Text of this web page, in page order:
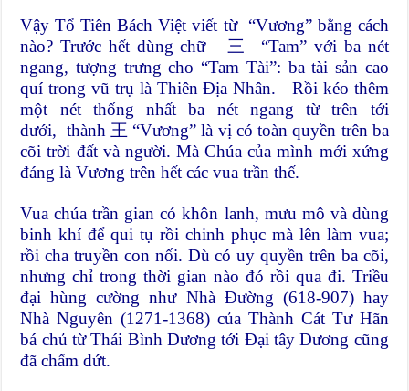
Vậy Tổ Tiên Bách Việt viết từ “Vương” bằng cách
nào? Trước hết dùng chữ 三 “Tam” với ba nét
ngang, tượng trưng cho “Tam Tài”: ba tài sản cao
quí trong vũ trụ là Thiên Địa Nhân. Rồi kéo thêm
một nét thống nhất ba nét ngang từ trên tới
dưới, thành 王 “Vương” là vị có toàn quyền trên ba
cõi trời đất và người. Mà Chúa của mình mới xứng
đáng là Vương trên hết các vua trần thế.
Vua chúa trần gian có khôn lanh, mưu mô và dùng
binh khí để qui tụ rồi chinh phục mà lên làm vua;
rồi cha truyền con nối. Dù có uy quyền trên ba cõi,
nhưng chỉ trong thời gian nào đó rồi qua đi. Triều
đại hùng cường như Nhà Đường (618-907) hay
Nhà Nguyên (1271-1368) của Thành Cát Tư Hãn
bá chủ từ Thái Bình Dương tới Đại tây Dương cũng
đã chấm dứt.